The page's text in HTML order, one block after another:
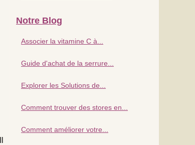
Notre Blog
Associer la vitamine C à...
Guide d'achat de la serrure...
Explorer les Solutions de...
Comment trouver des stores en...
Comment améliorer votre...